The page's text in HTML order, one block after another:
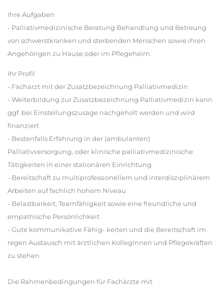
Ihre Aufgaben
- Palliativmedizinische Beratung Behandlung und Betreung
von schwerstkranken und sterbenden Menschen sowie ihren
Angehörigen zu Hause oder im Pflegeheim.
Ihr Profil
- Facharzt mit der Zusatzbezeichnung Palliativmedizin
- Weiterbildung zur Zusatzbezeichnung Palliativmedizin kann
ggf. bei Einstellungszusage nachgeholt werden und wird
finanziert
- Bestenfalls Erfahrung in der (ambulanten)
Palliativversorgung, oder klinische palliativmedizinische
Tätigkeiten in einer stationären Einrichtung
- Bereitschaft zu multiprofessionellem und interdisziplinärem
Arbeiten auf fachlich hohem Niveau
- Belastbarkeit, Teamfähigkeit sowie eine freundliche und
empathische Persönlichkeit
- Gute kommunikative Fähig- keiten und die Bereitschaft im
regen Austausch mit ärztlichen KollegInnen und Pflegekräften
zu stehen
Die Rahmenbedingungen für Fachärzte mit